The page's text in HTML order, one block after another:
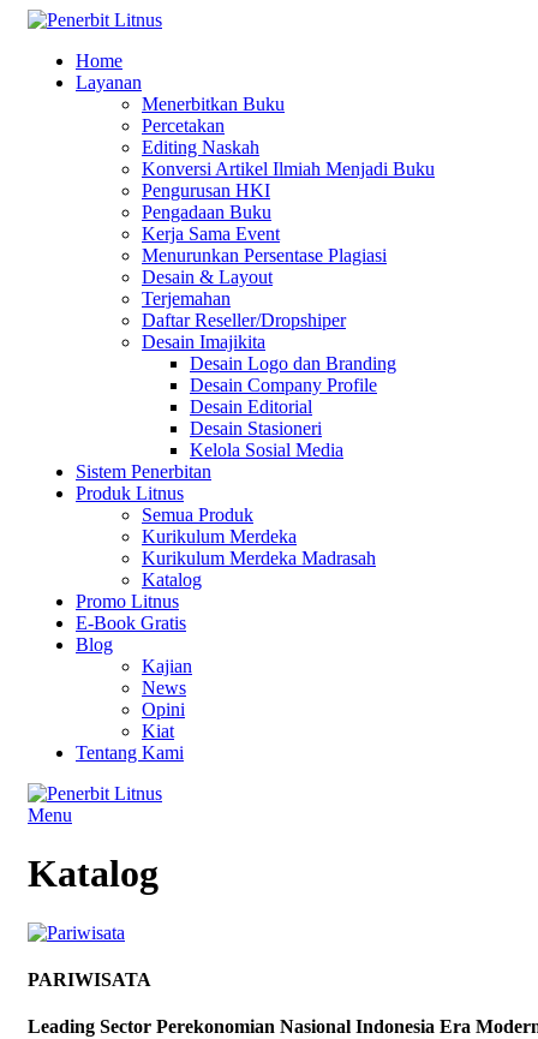
Home
Layanan
Menerbitkan Buku
Percetakan
Editing Naskah
Konversi Artikel Ilmiah Menjadi Buku
Pengurusan HKI
Pengadaan Buku
Kerja Sama Event
Menurunkan Persentase Plagiasi
Desain & Layout
Terjemahan
Daftar Reseller/Dropshiper
Desain Imajikita
Desain Logo dan Branding
Desain Company Profile
Desain Editorial
Desain Stasioneri
Kelola Sosial Media
Sistem Penerbitan
Produk Litnus
Semua Produk
Kurikulum Merdeka
Kurikulum Merdeka Madrasah
Katalog
Promo Litnus
E-Book Gratis
Blog
Kajian
News
Opini
Kiat
Tentang Kami
Menu
Katalog
PARIWISATA
Leading Sector Perekonomian Nasional Indonesia Era